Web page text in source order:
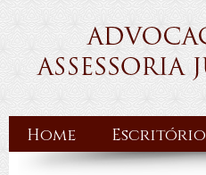
Home Escritório